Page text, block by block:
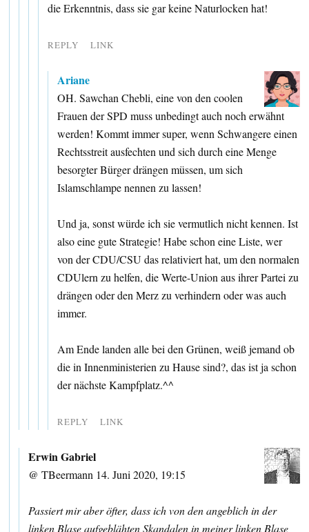
die Erkenntnis, dass sie gar keine Naturlocken hat!
REPLY LINK
Ariane
OH. Sawchan Chebli, eine von den coolen
Frauen der SPD muss unbedingt auch noch erwähnt
werden! Kommt immer super, wenn Schwangere einen
Rechtsstreit ausfechten und sich durch eine Menge
besorgter Bürger drängen müssen, um sich
Islamschlampe nennen zu lassen!
Und ja, sonst würde ich sie vermutlich nicht kennen. Ist
also eine gute Strategie! Habe schon eine Liste, wer
von der CDU/CSU das relativiert hat, um den normalen
CDUlern zu helfen, die Werte-Union aus ihrer Partei zu
drängen oder den Merz zu verhindern oder was auch
immer.
Am Ende landen alle bei den Grünen, weiß jemand ob
die in Innenministerien zu Hause sind?, das ist ja schon
der nächste Kampfplatz.^^
REPLY LINK
Erwin Gabriel
@ TBeermann 14. Juni 2020, 19:15
Passiert mir aber öfter, dass ich von den angeblich in der
linken Blase aufgeblähten Skandalen in meiner linken Blase